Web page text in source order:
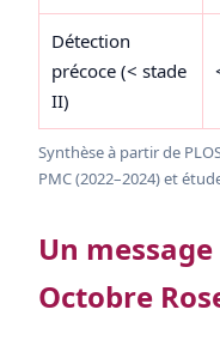
Détection
précoce (< stade
II)
Synthèse à partir de
PMC (2022–2024) et
Un
Octobre